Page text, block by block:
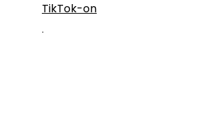
TikTok-on
.